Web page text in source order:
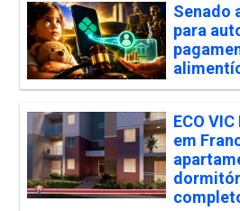
Senado
para
ECO
em